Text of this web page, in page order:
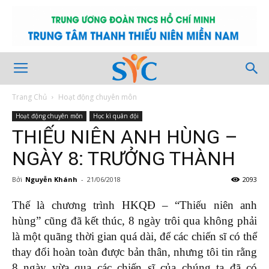
Trang Chủ Hoạt động chuyên môn
Hoạt động chuyên môn Học kì quân đội
THIẾU NIÊN ANH HÙNG –
NGÀY 8: TRƯỞNG THÀNH
Bởi Nguyễn Khánh - 21/06/2018 2093
Thế là chương trình HKQĐ – “Thiếu niên anh
hùng” cũng đã kết thúc, 8 ngày trôi qua không phải
là một quãng thời gian quá dài, để các chiến sĩ có thể
thay đổi hoàn toàn được bản thân, nhưng tôi tin rằng